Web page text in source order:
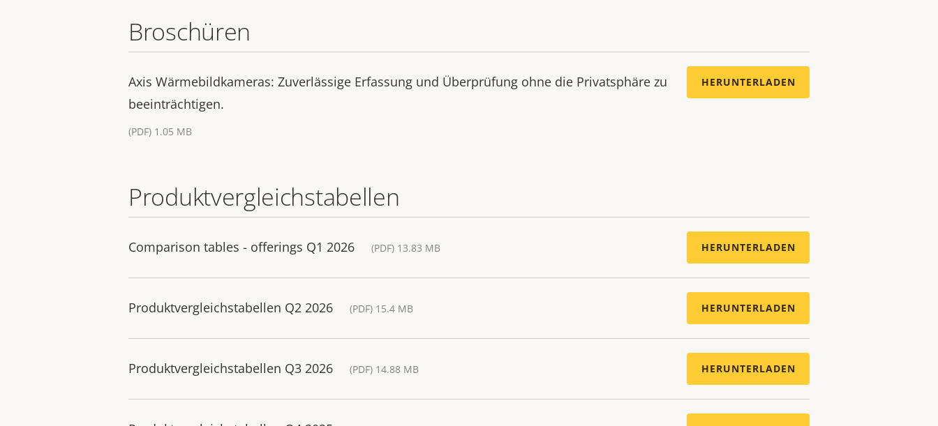
Broschüren
Axis Wärmebildkameras: Zuverlässige Erfassung und Überprüfung ohne die Privatsphäre zu
beeinträchtigen.
(PDF) 1.05 MB
HERUNTERLADEN
Produktvergleichstabellen
Comparison tables - offerings Q1 2026 (PDF) 13.83 MB HERUNTERLADEN
Produktvergleichstabellen Q2 2026 (PDF) 15.4 MB HERUNTERLADEN
Produktvergleichstabellen Q3 2026 (PDF) 14.88 MB HERUNTERLADEN